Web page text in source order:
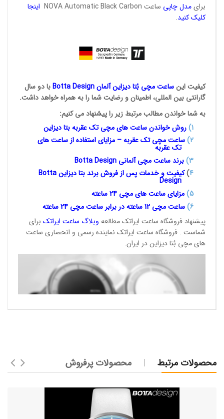
برایمدلچاپی ساعت NOVA Automatic Black Carbon
اینجا
کلیککنید.
کیفیت اینساعت مچی بُتادیزاین آلمانBotta Designبا دو سال
گارانتی بین المللی، اطمینان و رضایت شما را به همراه خواهد داشت.
به شما خواندن مطالب مرتبط زیر را پیشنهاد می کنیم:
1
)روش خواندن ساعت های مچی تکعقربه بتا دیزاین
2) ساعت مچی تک عقربه – مزایای استفاده از ساعت های
تک عقربه
3
)برند ساعت مچی آلمانی Botta Design
4
)کیفیت و خدمات پس از فروش برند بتا دیزاینBotta
Design
5) مزایای ساعت های مچی 24
ساعته
6) ساعت مچی 12 ساعته در برابر ساعت
مچی 24 ساعته
پیشنهاد فروشگاه ساعت ایراتک مطالعه وبلاگ ساعت ایراتک برای
شماست . فروشگاه ساعت ایراتک نماینده رسمی و انحصاری ساعت
های مچی بُتا دیزاین در ایران.
محصولات مرتبط محصولات پرفروش